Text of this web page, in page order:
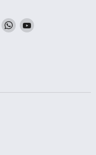
Sie
Finden
Sie
Finden